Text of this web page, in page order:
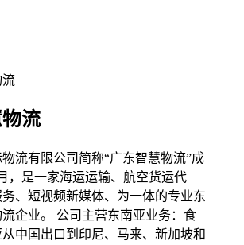
流
流有限公司简称“广东智慧物流”成
，是一家海运运输、航空货运代
、短视频新媒体、为一体的专业东
企业。 公司主营东南亚业务：食
中国出口到印尼、马来、新加坡和